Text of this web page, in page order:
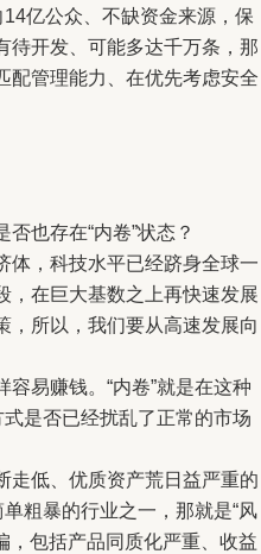
亿公众、不缺资金来源，保
待开发、可能多达千万条，那
配管理能力、在优先考虑安全
也存在“内卷”状态？
，科技水平已经跻身全球一
，在巨大基数之上再快速发展
，所以，我们要从高速发展向
易赚钱。“内卷”就是在这种
是否已经扰乱了正常的市场
低、优质资产荒日益严重的
粗暴的行业之一，那就是“风
，包括产品同质化严重、收益